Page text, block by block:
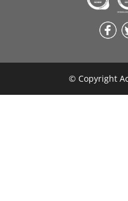
© Copyright